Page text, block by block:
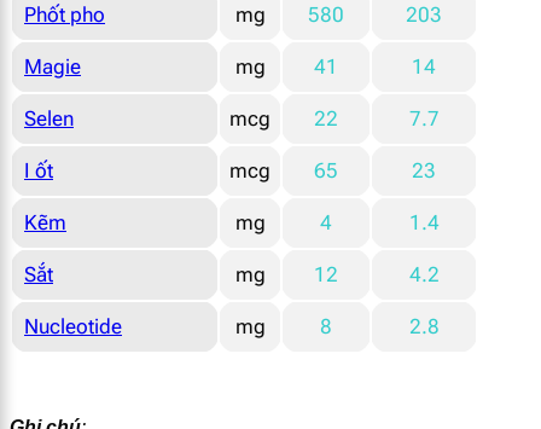
Phốt pho mg 580 203
Magie mg 41 14
Selen mcg 22 7.7
I ốt mcg 65 23
Kẽm mg 4 1.4
Sắt mg 12 4.2
Nucleotide mg 8 2.8